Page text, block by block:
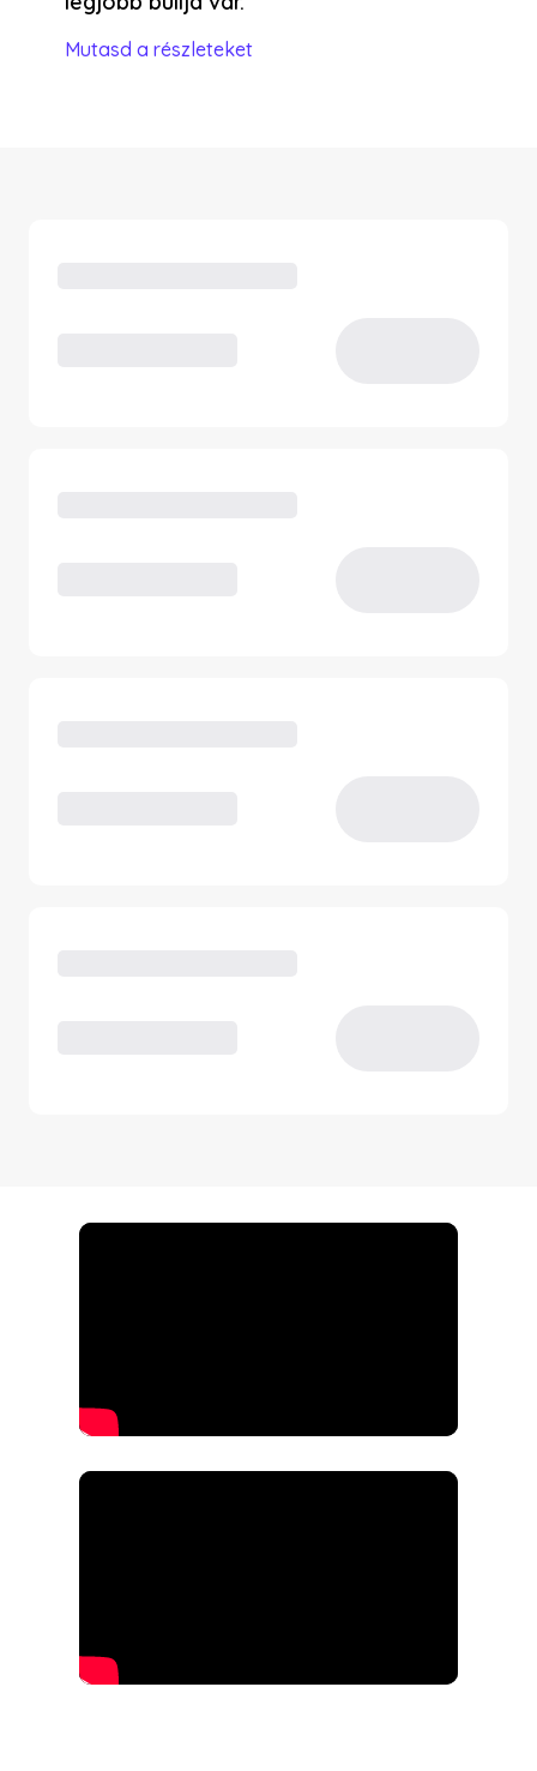
Mutasd a részleteket